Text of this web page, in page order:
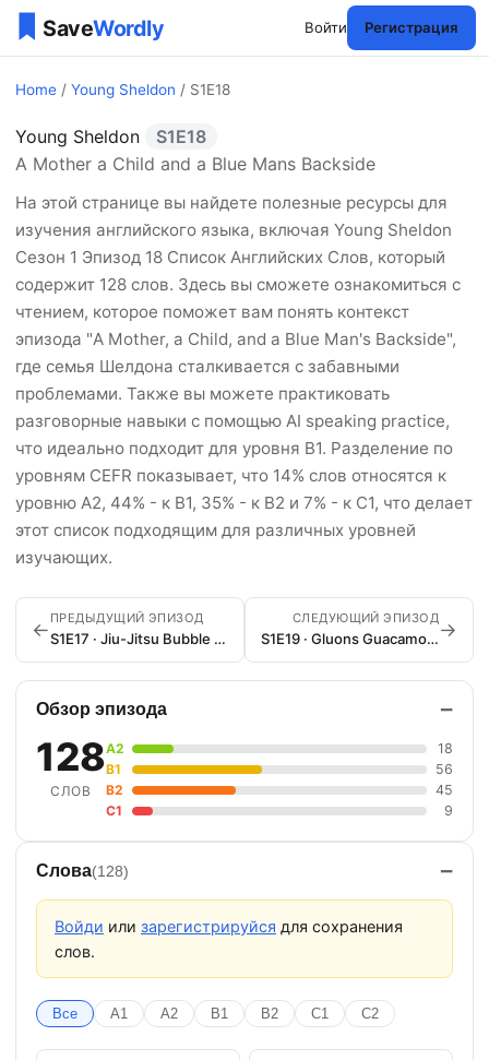
Войти Регистрация
Home / Young Sheldon / S1E18
Young Sheldon Сезон 1
Young Sheldon
S1E18
A Mother a Child and a Blue Mans Backside
На этой странице вы найдете полезные ресурсы для
изучения английского языка, включая Young Sheldon
Сезон 1 Эпизод 18 Список Английских Слов, который
содержит 128 слов. Здесь вы сможете ознакомиться с
чтением, которое поможет вам понять контекст
эпизода "A Mother, a Child, and a Blue Man's Backside",
где семья Шелдона сталкивается с забавными
проблемами. Также вы можете практиковать
разговорные навыки с помощью AI speaking practice,
что идеально подходит для уровня B1. Разделение по
уровням CEFR показывает, что 14% слов относятся к
уровню A2, 44% - к B1, 35% - к B2 и 7% - к C1, что делает
этот список подходящим для различных уровней
изучающих.
← ПРЕДЫДУЩИЙ ЭПИЗОД
S1E17 · Jiu-Jitsu Bubble Wrap and Yoo-Hoo
СЛЕДУЮЩИЙ ЭПИЗОД
S1E19 · Gluons Guacamole and the Color Purple→
Обзор эпизода −
128
СЛОВ
A2
18
B1
56
B2
45
C1
9
Слова(128) −
Войди или зарегистрируйся для сохранения
слов.
Все A1 A2 B1 B2 C1 C2